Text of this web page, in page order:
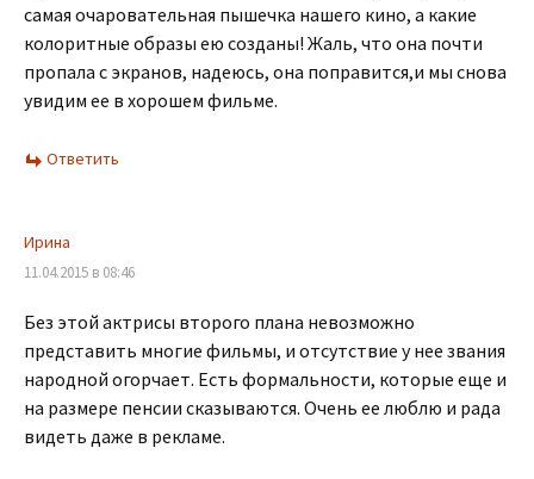
самая очаровательная пышечка нашего кино, а какие
колоритные образы ею созданы! Жаль, что она почти
пропала с экранов, надеюсь, она поправится,и мы снова
увидим ее в хорошем фильме.
Ответить
Ирина
11.04.2015 в 08:46
Без этой актрисы второго плана невозможно
представить многие фильмы, и отсутствие у нее звания
народной огорчает. Есть формальности, которые еще и
на размере пенсии сказываются. Очень ее люблю и рада
видеть даже в рекламе.